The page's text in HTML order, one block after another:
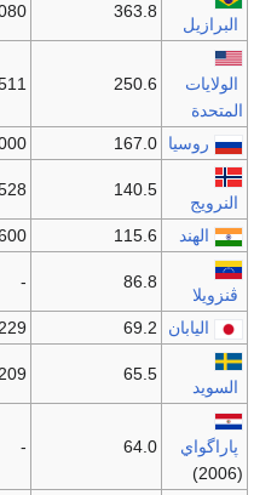
69.080
0.56
85.56
79.511
0.42
5.74
45.000
0.42
17.64
27.528
0.49
98.25
[4]
33.600
0.43
15.80
-
-
67.17
27.229
0.37
7.21
16.209
0.46
44.34
-
-